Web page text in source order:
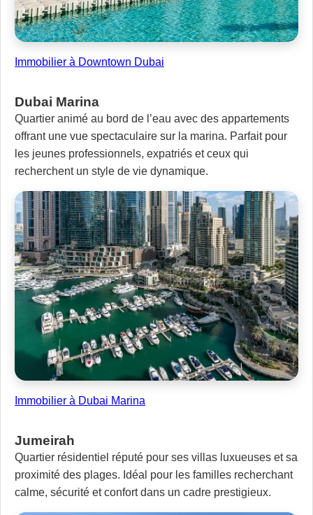
Immobilier à Downtown Dubai
Dubai Marina
Quartier animé au bord de l’eau avec des appartements
offrant une vue spectaculaire sur la marina. Parfait pour
les jeunes professionnels, expatriés et ceux qui
recherchent un style de vie dynamique.
Immobilier à Dubai Marina
Jumeirah
Quartier résidentiel réputé pour ses villas luxueuses et sa
proximité des plages. Idéal pour les familles recherchant
calme, sécurité et confort dans un cadre prestigieux.